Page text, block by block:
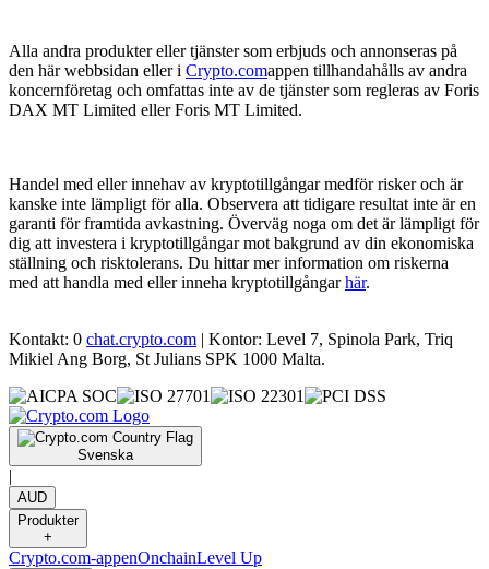
Alla andra produkter eller tjänster som erbjuds och annonseras på
den här webbsidan eller i Crypto.comappen tillhandahålls av andra
koncernföretag och omfattas inte av de tjänster som regleras av Foris
DAX MT Limited eller Foris MT Limited.
Handel med eller innehav av kryptotillgångar medför risker och är
kanske inte lämpligt för alla. Observera att tidigare resultat inte är en
garanti för framtida avkastning. Överväg noga om det är lämpligt för
dig att investera i kryptotillgångar mot bakgrund av din ekonomiska
ställning och risktolerans. Du hittar mer information om riskerna
med att handla med eller inneha kryptotillgångarhär.
Kontakt: 0 chat.crypto.com | Kontor: Level 7, Spinola Park, Triq
Mikiel Ang Borg, St Julians SPK 1000 Malta.
Svenska
|
AUD
Produkter
+
Crypto.com-appenOnchainLevel Up